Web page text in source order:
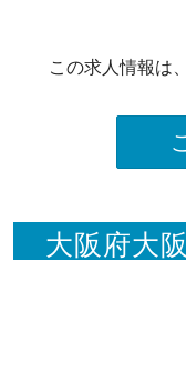
この求人情報は、
大阪府大